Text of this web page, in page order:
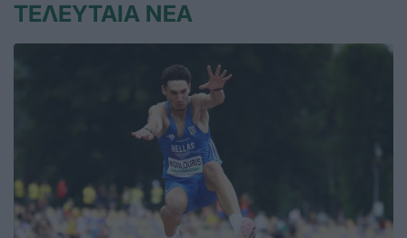
ΤΕΛΕΥΤΑΙΑ ΝΕΑ